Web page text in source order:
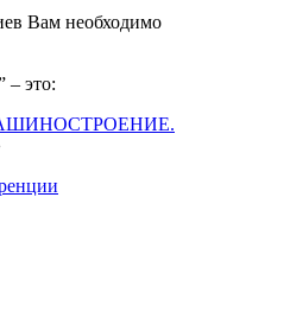
Вам необходимо
– это: